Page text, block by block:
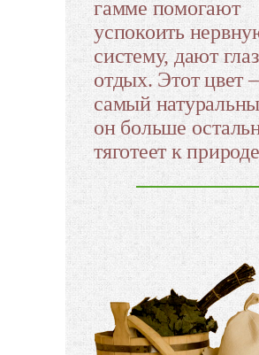
гамме помогают
успокоить
систему, дают
отдых. Этот цвет –
самый
он больше
тяготеет к